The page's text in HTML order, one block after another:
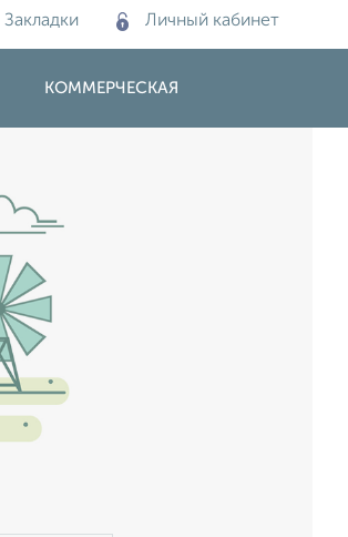
Закладки Личный кабинет
КОММЕРЧЕСКАЯ